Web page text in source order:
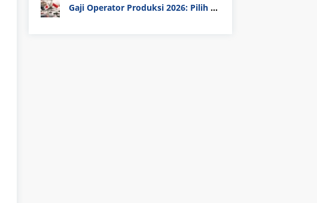
Gaji Operator Produksi 2026: Pilih PT Astra Honda Motor (AHM) atau Manufaktur di Jepang?